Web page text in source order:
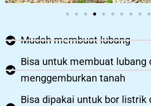
Mudah membuat lubang
Bisa untuk membuat lubang
menggemburkan tanah
Bisa dipakai untuk bor listrik